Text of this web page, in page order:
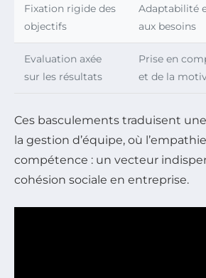
Fixation rigide des
objectifs
Adaptabilité
aux besoins
Evaluation axée
sur les résultats
Prise en
et de la
Ces basculements traduisent
la gestion d’équipe, où
compétence : un vecteur
cohésion sociale en entreprise.